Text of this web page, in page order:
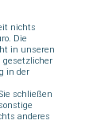
nichts
Die
in unseren
gesetzlicher
in der
schließen
anderes